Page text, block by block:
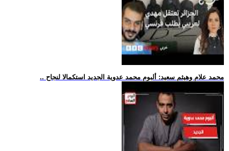
.. محمد علام وهيثم سعيد: ألبوم محمد عدوية الجديد استكمالا لنجاح